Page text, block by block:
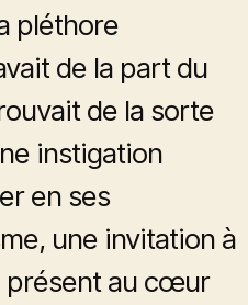
pléthore
de la part du
de la sorte
instigation
en ses
une invitation à
présent au cœur